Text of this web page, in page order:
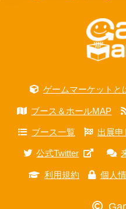
ゲームマーケットと
ブース＆ホールMAP
ブース一覧 出展申
公式Twitter
利用規約 個人